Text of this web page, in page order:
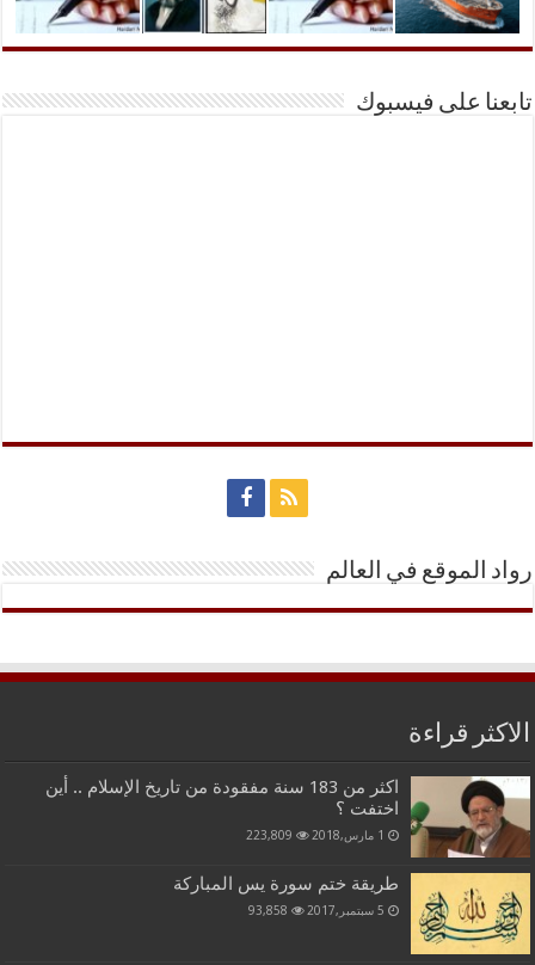
تابعنا على فيسبوك
رواد الموقع في العالم
الاكثر قراءة
اكثر من 183 سنة مفقودة من تاريخ الإسلام .. أين
اختفت ؟
1 مارس,2018 223,809
طريقة ختم سورة يس المباركة
5 سبتمبر,2017 93,858